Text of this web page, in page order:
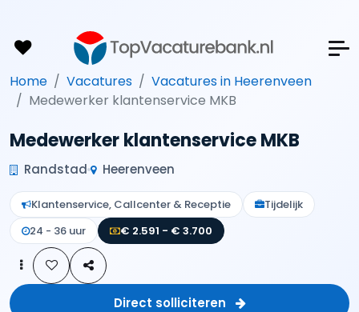
Home Vacatures
Vacatures in Heerenveen
Medewerker klantenservice MKB
Medewerker klantenservice MKB
Randstad Heerenveen
Klantenservice, Callcenter & Receptie
Tijdelijk
24 - 36 uur
€ 2.591 - € 3.700
Direct solliciteren